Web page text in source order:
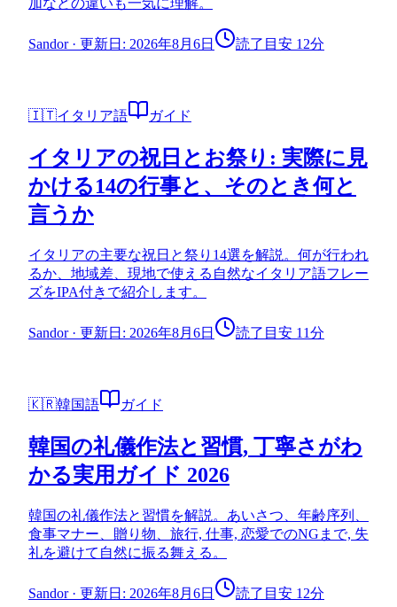
加などの違いも一気に理解。
Sandor· 更新日: 2026年8月6日 読了目安 12分
🇮🇹イタリア語 ガイド
イタリアの祝日とお祭り: 実際に見
かける14の行事と、そのとき何と
言うか
イタリアの主要な祝日と祭り14選を解説。何が行われ
るか、地域差、現地で使える自然なイタリア語フレー
ズをIPA付きで紹介します。
Sandor· 更新日: 2026年8月6日 読了目安 11分
🇰🇷韓国語 ガイド
韓国の礼儀作法と習慣, 丁寧さがわ
かる実用ガイド 2026
韓国の礼儀作法と習慣を解説。あいさつ、年齢序列、
食事マナー、贈り物、旅行, 仕事, 恋愛でのNGまで, 失
礼を避けて自然に振る舞える。
Sandor· 更新日: 2026年8月6日 読了目安 12分